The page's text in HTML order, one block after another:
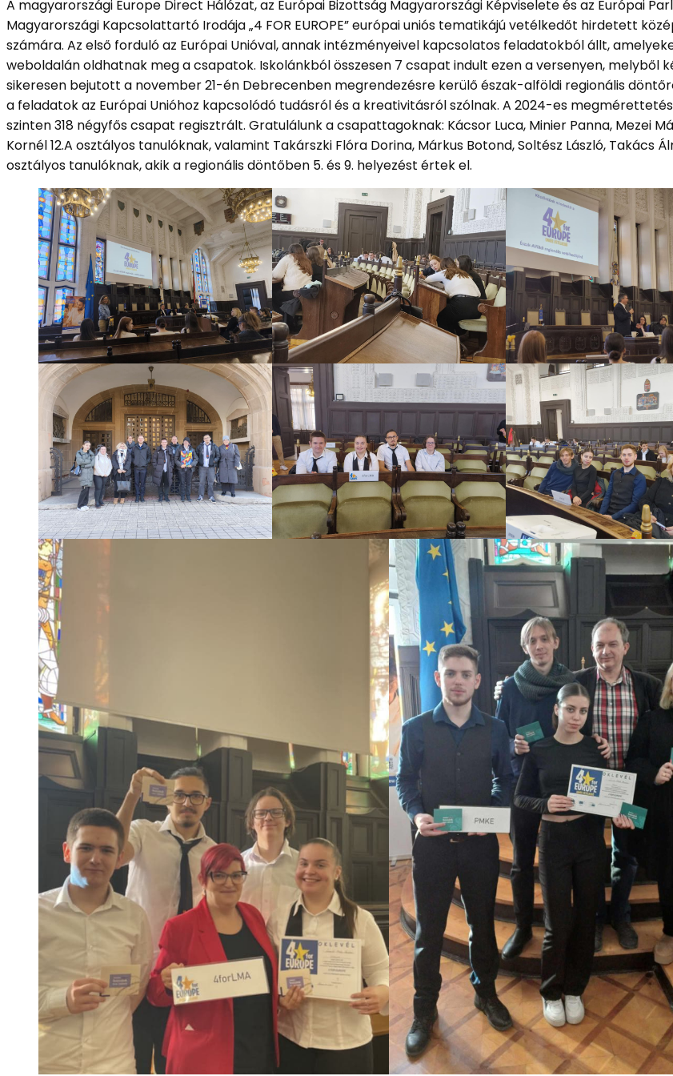
A magyarországi Europe Direct Hálózat, az Európai Bizottság Magyarországi Képviselete és az Európai
Magyarországi Kapcsolattartó Irodája „4 FOR EUROPE” európai uniós tematikájú vetélkedőt hirdetett
számára. Az első forduló az Európai Unióval, annak intézményeivel kapcsolatos feladatokból állt,
weboldalán oldhatnak meg a csapatok. Iskolánkból összesen 7 csapat indult ezen a versenyen, melyből
sikeresen bejutott a november 21-én Debrecenben megrendezésre kerülő észak-alföldi regionális
a feladatok az Európai Unióhoz kapcsolódó tudásról és a kreativitásról szólnak. A 2024-es
szinten 318 négyfős csapat regisztrált. Gratulálunk a csapattagoknak: Kácsor Luca, Minier Panna, Mezei
Kornél 12.A osztályos tanulóknak, valamint Takárszki Flóra Dorina, Márkus Botond, Soltész László, Takács
osztályos tanulóknak, akik a regionális döntőben 5. és 9. helyezést értek el.